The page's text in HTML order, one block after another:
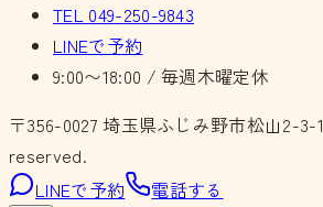
TEL 049-250-9843
LINEで予約
9:00〜18:00 / 毎週木曜定休
〒356-0027 埼玉県ふじみ野市松山2-3-1
reserved.
LINEで予約
電話する